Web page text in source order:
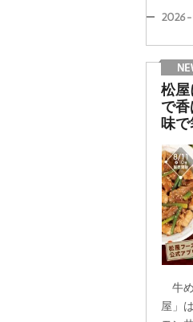
松屋
で
味で
牛め
屋」